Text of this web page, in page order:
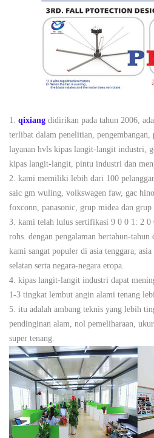
1. qixiang didirikan pada tahun 2006,
terlibat dalam penelitian, pengembangan,
layanan hvls kipas langit-langit industri,
kipas langit-langit, pintu industri dan
2. kami memiliki lebih dari 100
saic gm wuling, volkswagen faw, gac
foxconn, panasonic, grup midea dan grup
3. kami telah lulus sertifikasi 9 0 0 1: 2
rohs. dengan pengalaman bertahun-
kami sangat populer di asia tenggara,
selatan serta negara-negara eropa.
4. kipas langit-langit industri dapat
1-3 tingkat lembut angin alami tenang
5. itu adalah ambang teknis yang lebih
pendinginan alam, nol pemeliharaan,
super tenang.